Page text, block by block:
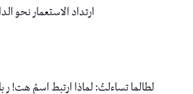
ارتداد الاستعمار نحو
لطالما تساءلتُ: لماذا ارتبط اسمُ هت! ر